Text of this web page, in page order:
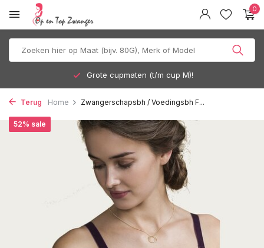
0
Grote cupmaten (t/m cup M)!
Terug Home Zwangerschapsbh / Voedingsbh F...
52% sale